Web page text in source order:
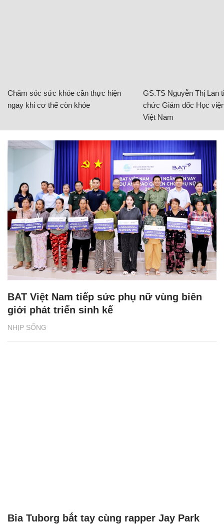
Chăm sóc sức khỏe cần thực hiện
ngay khi cơ thể còn khỏe
GS.TS Nguyễn Thị Lan
chức Giám đốc Học
Việt Nam
NHỊP SỐNG
BAT Việt Nam tiếp sức phụ nữ vùng biên
giới phát triển sinh kế
Bia Tuborg bắt tay cùng rapper Jay Park